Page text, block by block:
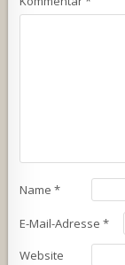
Name*
E-Mail-Adresse*
Website